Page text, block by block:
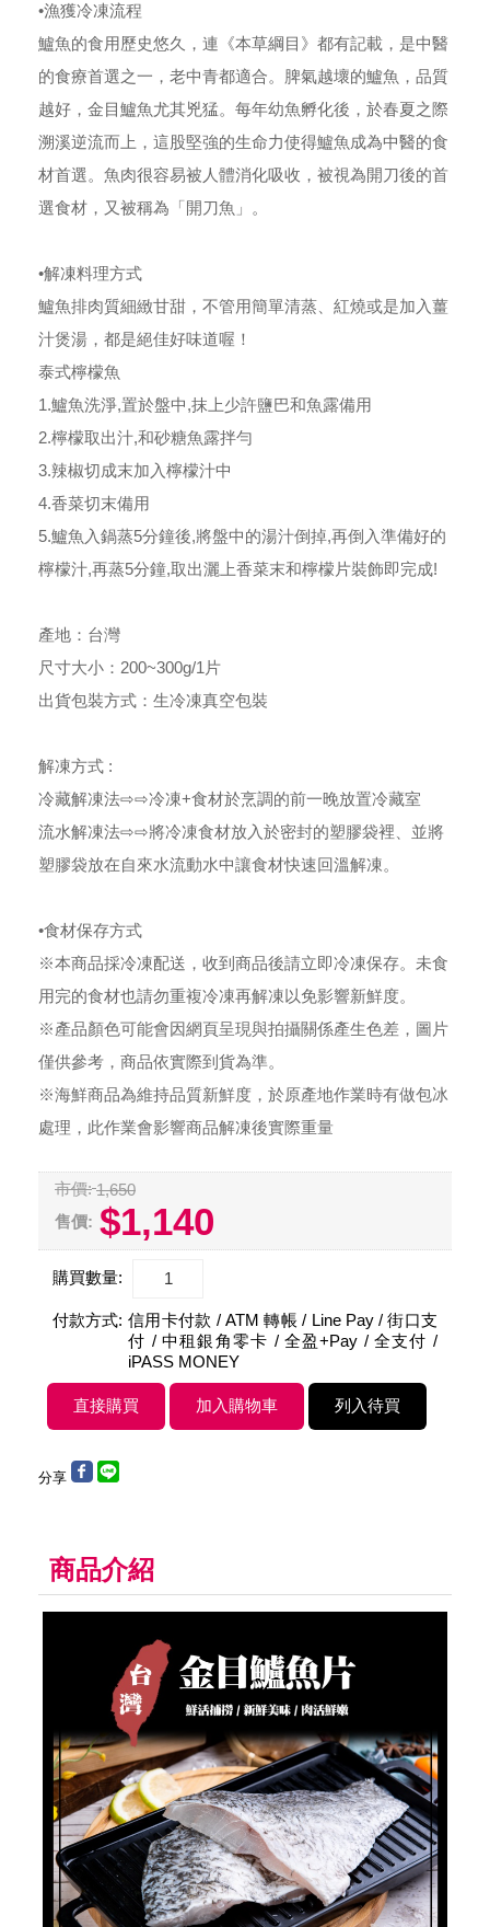
•漁獲冷凍流程
鱸魚的食用歷史悠久，連《本草綱目》都有記載，是中醫
的食療首選之一，老中青都適合。脾氣越壞的鱸魚，品質
越好，金目鱸魚尤其兇猛。每年幼魚孵化後，於春夏之際
溯溪逆流而上，這股堅強的生命力使得鱸魚成為中醫的食
材首選。魚肉很容易被人體消化吸收，被視為開刀後的首
選食材，又被稱為「開刀魚」。
•解凍料理方式
鱸魚排肉質細緻甘甜，不管用簡單清蒸、紅燒或是加入薑
汁煲湯，都是絕佳好味道喔！
泰式檸檬魚
1.鱸魚洗淨,置於盤中,抹上少許鹽巴和魚露備用
2.檸檬取出汁,和砂糖魚露拌勻
3.辣椒切成末加入檸檬汁中
4.香菜切末備用
5.鱸魚入鍋蒸5分鐘後,將盤中的湯汁倒掉,再倒入準備好的
檸檬汁,再蒸5分鐘,取出灑上香菜末和檸檬片裝飾即完成!
產地：台灣
尺寸大小：200~300g/1片
出貨包裝方式：生冷凍真空包裝
解凍方式 :
冷藏解凍法⇨⇨冷凍+食材於烹調的前一晚放置冷藏室
流水解凍法⇨⇨將冷凍食材放入於密封的塑膠袋裡、並將
塑膠袋放在自來水流動水中讓食材快速回溫解凍。
•食材保存方式
※本商品採冷凍配送，收到商品後請立即冷凍保存。未食
用完的食材也請勿重複冷凍再解凍以免影響新鮮度。
※產品顏色可能會因網頁呈現與拍攝關係產生色差，圖片
僅供參考，商品依實際到貨為準。
※海鮮商品為維持品質新鮮度，於原產地作業時有做包冰
處理，此作業會影響商品解凍後實際重量
市價: 1,650
售價: $1,140
購買數量:
付款方式: 信用卡付款 / ATM 轉帳 / Line Pay / 街口支
付 / 中租銀角零卡 / 全盈+Pay / 全支付 /
iPASS MONEY
分享
商品介紹